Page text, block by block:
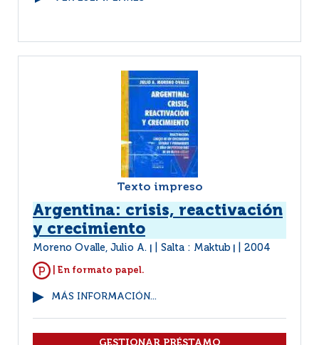
Texto impreso
Argentina: crisis, reactivación
y crecimiento
Moreno Ovalle, Julio A. Salta : Maktub 2004
| En formato papel.
MÁS INFORMACIÓN...